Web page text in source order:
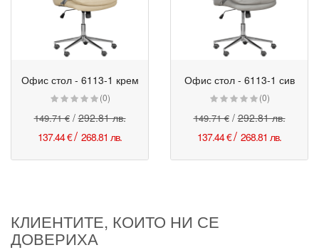
Промо
Офис стол - 6113-1 крем
(0)
149.71 €/292.81 лв.
137.44 €/ 268.81 лв.
Промо
Офис стол - 6113-1 сив
(0)
149.71 €/292.81 лв.
137.44 €/ 268.81 лв.
КЛИЕНТИТЕ, КОИТО НИ СЕ
ДОВЕРИХА